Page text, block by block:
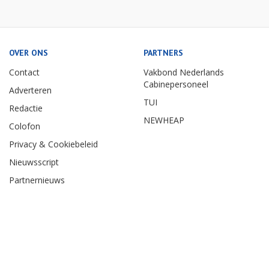
OVER ONS
Contact
Adverteren
Redactie
Colofon
Privacy & Cookiebeleid
Nieuwsscript
Partnernieuws
PARTNERS
Vakbond Nederlands
Cabinepersoneel
TUI
NEWHEAP